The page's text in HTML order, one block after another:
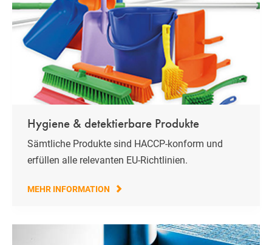
Hygiene & detektierbare Produkte
Sämtliche Produkte sind HACCP-konform und
erfüllen alle relevanten EU-Richtlinien.
MEHR INFORMATION